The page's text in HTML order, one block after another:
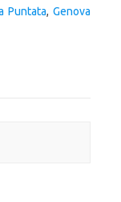
Puntata,Genova